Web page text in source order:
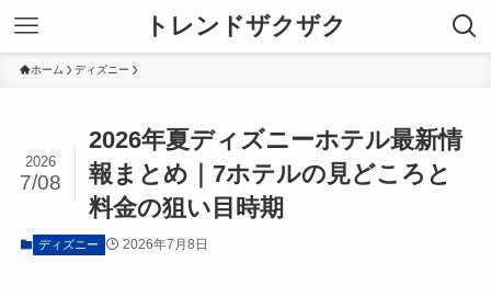
トレンドザクザク
ホーム ディズニー
2026年夏ディズニーホテル最新情
報まとめ｜7ホテルの見どころと
料金の狙い目時期
2026
7/08
ディズニー 2026年7月8日